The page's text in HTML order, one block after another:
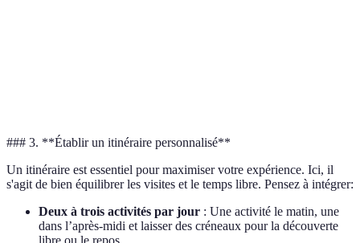
### 3. **Établir un itinéraire personnalisé**
Un itinéraire est essentiel pour maximiser votre expérience. Ici, il
s'agit de bien équilibrer les visites et le temps libre. Pensez à intégrer:
Deux à trois activités par jour : Une activité le matin, une
dans l’après-midi et laisser des créneaux pour la découverte